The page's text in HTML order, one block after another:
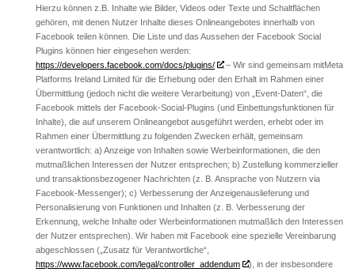
Hierzu können z.B. Inhalte wie Bilder, Videos oder Texte und Schaltflächen
gehören, mit denen Nutzer Inhalte dieses Onlineangebotes innerhalb von
Facebook teilen können. Die Liste und das Aussehen der Facebook Social
Plugins können hier eingesehen werden:
https://developers.facebook.com/docs/plugins/
– Wir sind gemeinsam mitMeta
Platforms Ireland Limited für die Erhebung oder den Erhalt im Rahmen einer
Übermittlung (jedoch nicht die weitere Verarbeitung) von „Event-Daten“, die
Facebook mittels der Facebook-Social-Plugins (und Einbettungsfunktionen für
Inhalte), die auf unserem Onlineangebot ausgeführt werden, erhebt oder im
Rahmen einer Übermittlung zu folgenden Zwecken erhält, gemeinsam
verantwortlich: a) Anzeige von Inhalten sowie Werbeinformationen, die den
mutmaßlichen Interessen der Nutzer entsprechen; b) Zustellung kommerzieller
und transaktionsbezogener Nachrichten (z. B. Ansprache von Nutzern via
Facebook-Messenger); c) Verbesserung der Anzeigenauslieferung und
Personalisierung von Funktionen und Inhalten (z. B. Verbesserung der
Erkennung, welche Inhalte oder Werbeinformationen mutmaßlich den Interessen
der Nutzer entsprechen). Wir haben mit Facebook eine spezielle Vereinbarung
abgeschlossen („Zusatz für Verantwortliche“,
https://www.facebook.com/legal/controller_addendum
), in der insbesondere